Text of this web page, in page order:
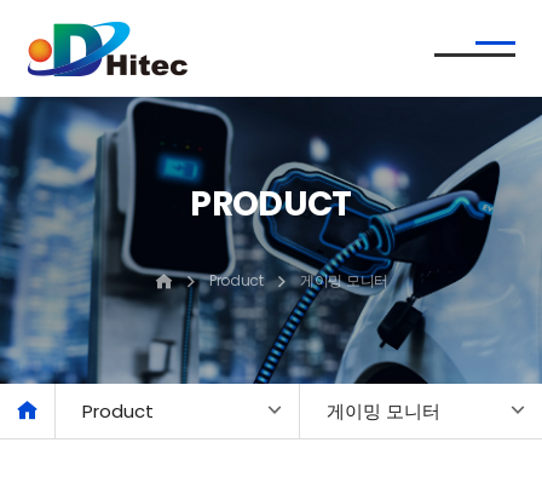
PRODUCT
Product 게이밍 모니터
Product 게이밍 모니터